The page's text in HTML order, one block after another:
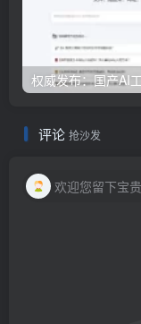
评论 抢沙发
欢迎您留下宝贵